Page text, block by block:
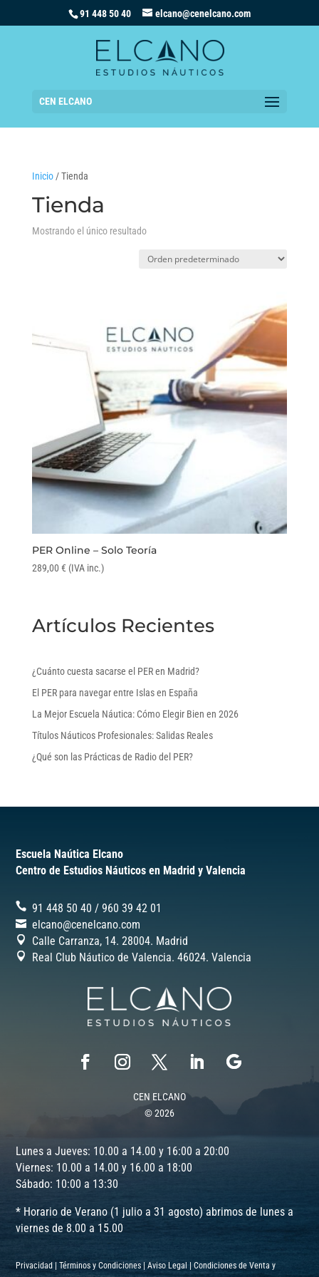
91 448 50 40 elcano@cenelcano.com
CEN ELCANO
Inicio/ Tienda
Tienda
Mostrando el único resultado
PER Online – Solo Teoría
289,00 € (IVA inc.)
Artículos Recientes
¿Cuánto cuesta sacarse el PER en Madrid?
El PER para navegar entre Islas en España
La Mejor Escuela Náutica: Cómo Elegir Bien en 2026
Títulos Náuticos Profesionales: Salidas Reales
¿Qué son las Prácticas de Radio del PER?
Escuela Naútica Elcano
Centro de Estudios Náuticos en Madrid y Valencia
91 448 50 40 /‎960 39 42 01
elcano@cenelcano.com
Calle Carranza, 14. 28004. Madrid
Real Club Náutico de Valencia. 46024. Valencia
CEN ELCANO
© 2026
Lunes a Jueves: 10.00 a 14.00 y 16:00 a 20:00
Viernes: 10.00 a 14.00 y 16.00 a 18:00
Sábado: 10:00 a 13:30
* Horario de Verano (1 julio a 31 agosto) abrimos de lunes a
viernes de 8.00 a 15.00
Privacidad |Términos y Condiciones|Aviso Legal |Condiciones de Venta y